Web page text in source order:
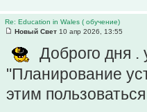
Re: Education in Wales ( обучение)
Новый Свет 10 апр 2026, 13:55
Доброго дня .
"Планирование
этим